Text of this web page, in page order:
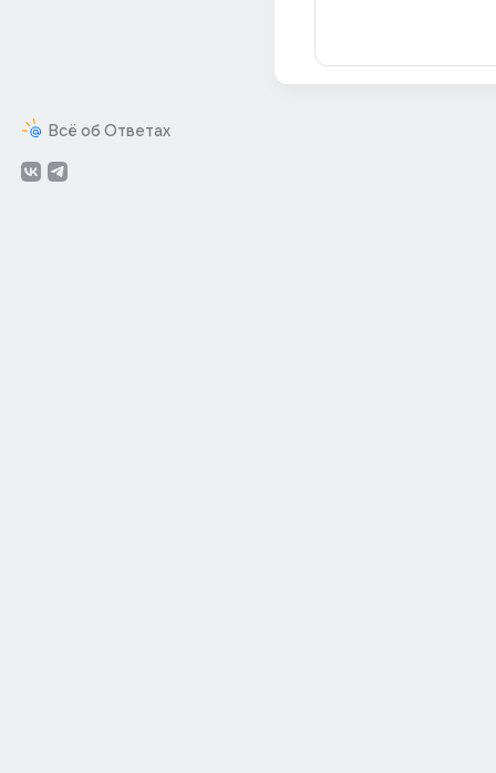
Всё об Ответах